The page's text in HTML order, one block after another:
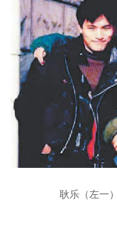
耿乐（左一